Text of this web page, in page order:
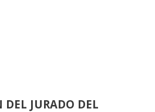
DEL JURADO DEL